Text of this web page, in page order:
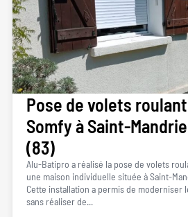
Pose de volets
Somfy à Saint-
(83)
Alu-Batipro a réalisé la pose de volets
une maison individuelle située à Saint-
Cette installation a permis de moderniser
sans réaliser de...